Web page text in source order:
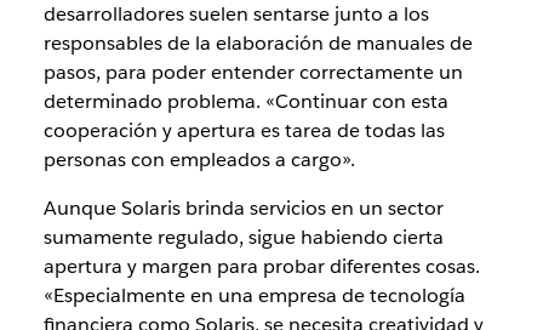
desarrolladores suelen sentarse junto a los
responsables de la elaboración de manuales de
pasos, para poder entender correctamente un
determinado problema. «Continuar con esta
cooperación y apertura es tarea de todas las
personas con empleados a cargo».
Aunque Solaris brinda servicios en un sector
sumamente regulado, sigue habiendo cierta
apertura y margen para probar diferentes cosas.
«Especialmente en una empresa de tecnología
financiera como Solaris, se necesita creatividad y